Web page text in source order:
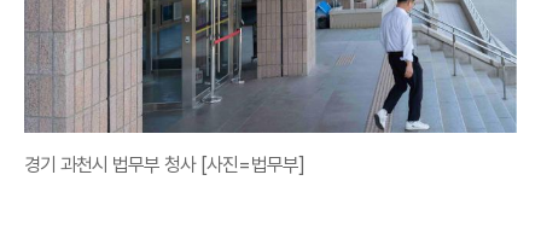
경기 과천시 법무부 청사 [사진=법무부]